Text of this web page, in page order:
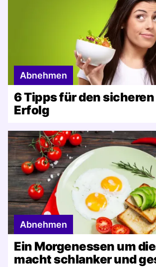
Abnehmen
6 Tipps für den
Erfolg
Abnehmen
Ein Morgenessen um
macht schlanker und